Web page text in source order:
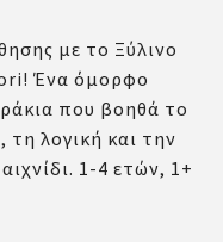
με το Ξύλινο
Ένα όμορφο
που βοηθά το
λογική και την
1-4 ετών, 1+